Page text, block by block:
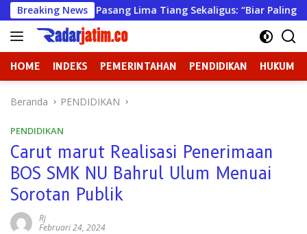
Langsung
ke
konten
Breaking News
Bawean Pasang Lima Tiang Sekaligus: “Biar Paling
HOME INDEKS PEMERINTAHAN PENDIDIKAN HUKUM
Beranda PENDIDIKAN
PENDIDIKAN
Carut marut Realisasi Penerimaan
BOS SMK NU Bahrul Ulum Menuai
Sorotan Publik
Rj
Februari 24, 2024